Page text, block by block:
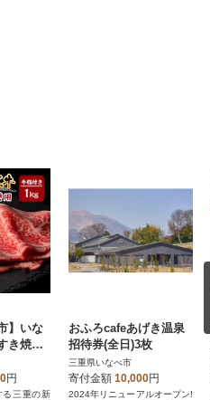
】いな
き焼き
円
る三重の新
おふろcafeあげき温泉
招待券(全日)3枚
三重県いなべ市
寄付金額 10,000円
2024年リニューアルオープン!